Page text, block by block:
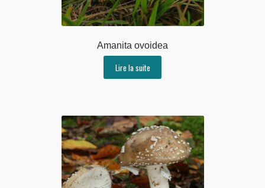
Amanita ovoidea
Lire la suite